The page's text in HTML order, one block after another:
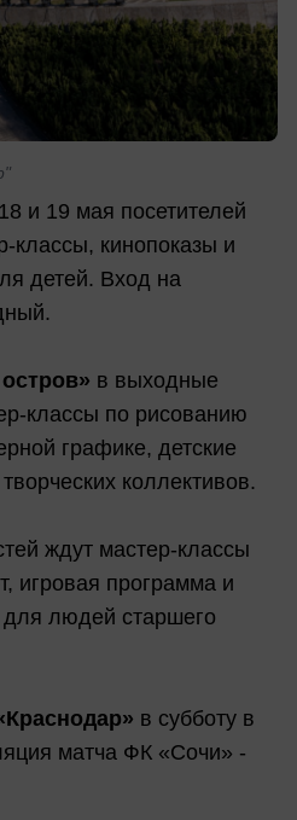
и 19 мая посетителей
классы, кинопоказы и
детей. Вход на
в выходные
классы по рисованию
графике, детские
коллективов.
ждут мастер-классы
игровая программа и
людей старшего
в субботу в
матча ФК «Сочи» -